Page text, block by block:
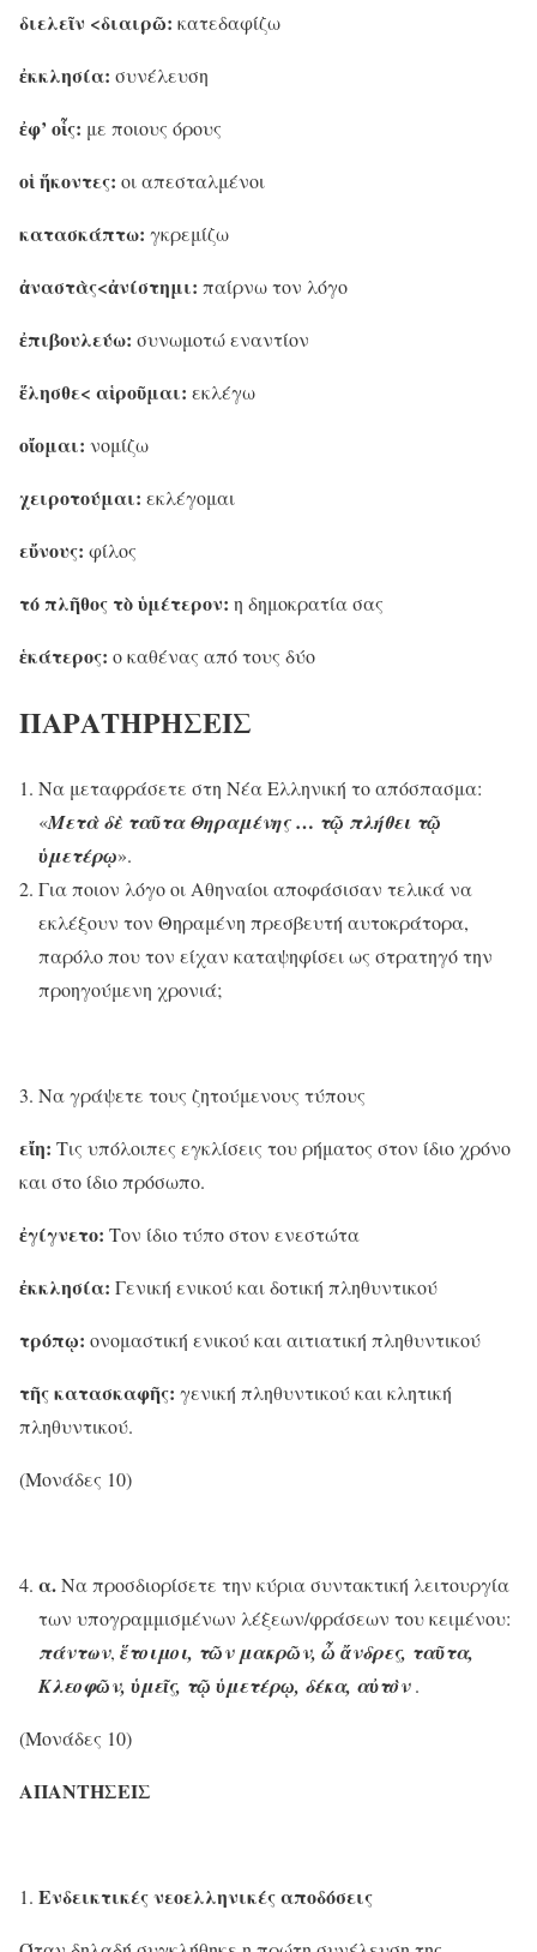
διελεῖν <διαιρῶ: κατεδαφίζω
ἐκκλησία: συνέλευση
ἐφ’ οἷς: με ποιους όρους
οἱ ἥκοντες: οι απεσταλμένοι
κατασκάπτω: γκρεμίζω
ἀναστὰς<ἀνίστημι: παίρνω τον λόγο
ἐπιβουλεύω: συνωμοτώ εναντίον
ἕλησθε< αἱροῦμαι: εκλέγω
οἴομαι: νομίζω
χειροτούμαι: εκλέγομαι
εὔνους: φίλος
τό πλῆθος τὸ ὑμέτερον: η δημοκρατία σας
ἑκάτερος: ο καθένας από τους δύο
ΠΑΡΑΤΗΡΗΣΕΙΣ
Να μεταφράσετε στη Νέα Ελληνική το απόσπασμα:
«Μετὰ δὲ ταῦτα Θηραμένης… τῷ πλήθει τῷ
ὑμετέρῳ».
Για ποιον λόγο οι Αθηναίοι αποφάσισαν τελικά να
εκλέξουν τον Θηραμένη πρεσβευτή αυτοκράτορα,
παρόλο που τον είχαν καταψηφίσει ως στρατηγό την
προηγούμενη χρονιά;
Να γράψετε τους ζητούμενους τύπους
εἴη: Τις υπόλοιπες εγκλίσεις του ρήματος στον ίδιο χρόνο
και στο ίδιο πρόσωπο.
ἐγίγνετο: Τον ίδιο τύπο στον ενεστώτα
ἐκκλησία: Γενική ενικού και δοτική πληθυντικού
τρόπῳ: ονομαστική ενικού και αιτιατική πληθυντικού
τῆς κατασκαφῆς: γενική πληθυντικού και κλητική
πληθυντικού.
(Μονάδες 10)
α.Να προσδιορίσετε την κύρια συντακτική λειτουργία
των υπογραμμισμένων λέξεων/φράσεων του κειμένου:
πάντων, ἕτοιμοι, τῶν μακρῶν, ὦ ἄνδρες, ταῦτα,
Κλεοφῶν, ὑμεῖς, τῷ ὑμετέρῳ, δέκα, αὐτὸν.
(Μονάδες 10)
ΑΠΑΝΤΗΣΕΙΣ
Ενδεικτικές νεοελληνικές αποδόσεις